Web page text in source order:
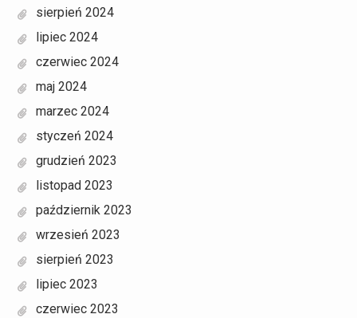
sierpień 2024
lipiec 2024
czerwiec 2024
maj 2024
marzec 2024
styczeń 2024
grudzień 2023
listopad 2023
październik 2023
wrzesień 2023
sierpień 2023
lipiec 2023
czerwiec 2023